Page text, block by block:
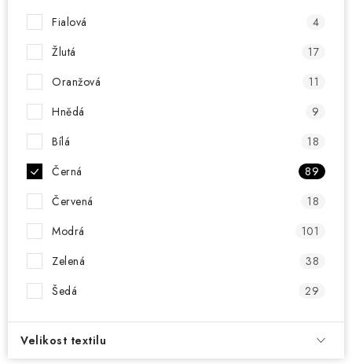
KONTAKT
BOTY DĚTSKÉ
OBLEČENÍ
VÝŽIVA
SPORTY
NOVINKY
NOVINKY MIZUNO
NOVINKY INOV-8
Fialová
4
Žlutá
17
Oranžová
11
Hnědá
9
Bílá
18
Černá
89
Červená
18
Modrá
101
Zelená
38
Šedá
29
Velikost textilu